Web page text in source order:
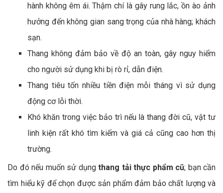
hành không êm ái. Thậm chí là gây rung lắc, ồn ào ảnh
hưởng đến không gian sang trọng của nhà hàng; khách
sạn.
Thang không đảm bảo về độ an toàn, gây nguy hiểm
cho người sử dụng khi bị rò rỉ, dẫn điện.
Thang tiêu tốn nhiều tiền điện mỗi tháng vì sử dụng
động cơ lỗi thời.
Khó khăn trong việc bảo trì nếu là thang đời cũ, vật tư
linh kiện rất khó tìm kiếm và giá cả cũng cao hơn thị
trường.
Do đó nếu muốn sử dụng thang tải thực phẩm cũ; bạn cần
tìm hiểu kỹ để chọn được sản phẩm đảm bảo chất lượng và